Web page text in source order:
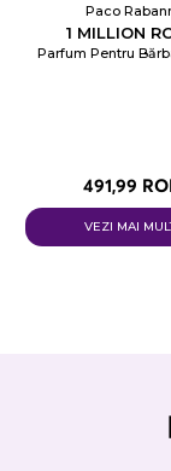
Paco
1 MILLION
Parfum Pentru
491,99
VEZI MAI